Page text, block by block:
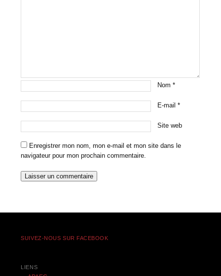
Nom*
E-mail*
Site web
Enregistrer mon nom, mon e-mail et mon site dans le
navigateur pour mon prochain commentaire.
SUIVEZ-NOUS SUR FACEBOOK
LIENS